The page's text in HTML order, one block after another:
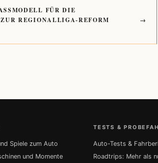
FÜR DIE
REGIONALLIGA-REFORM
→
Spiele zum Auto
und Momente
TESTS &
Auto-Tests &
Roadtrips: Mehr als